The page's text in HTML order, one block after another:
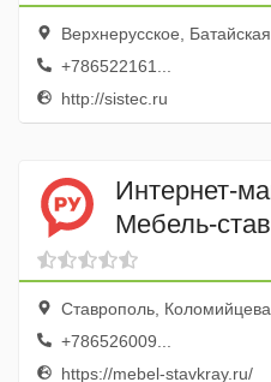
Верхнерусское,
+786522161...
http://sistec.ru
Интернет-
Мебель-
Ставрополь,
+786526009...
https://mebel-stavkray.ru/